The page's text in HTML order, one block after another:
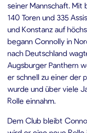
seiner Mannschaft. Mit
140 Toren und 335
und Konstanz auf
begann Connolly in
nach Deutschland
Augsburger Panthern
er schnell zu einer der
wurde und über viele
Rolle einnahm.
Dem Club bleibt